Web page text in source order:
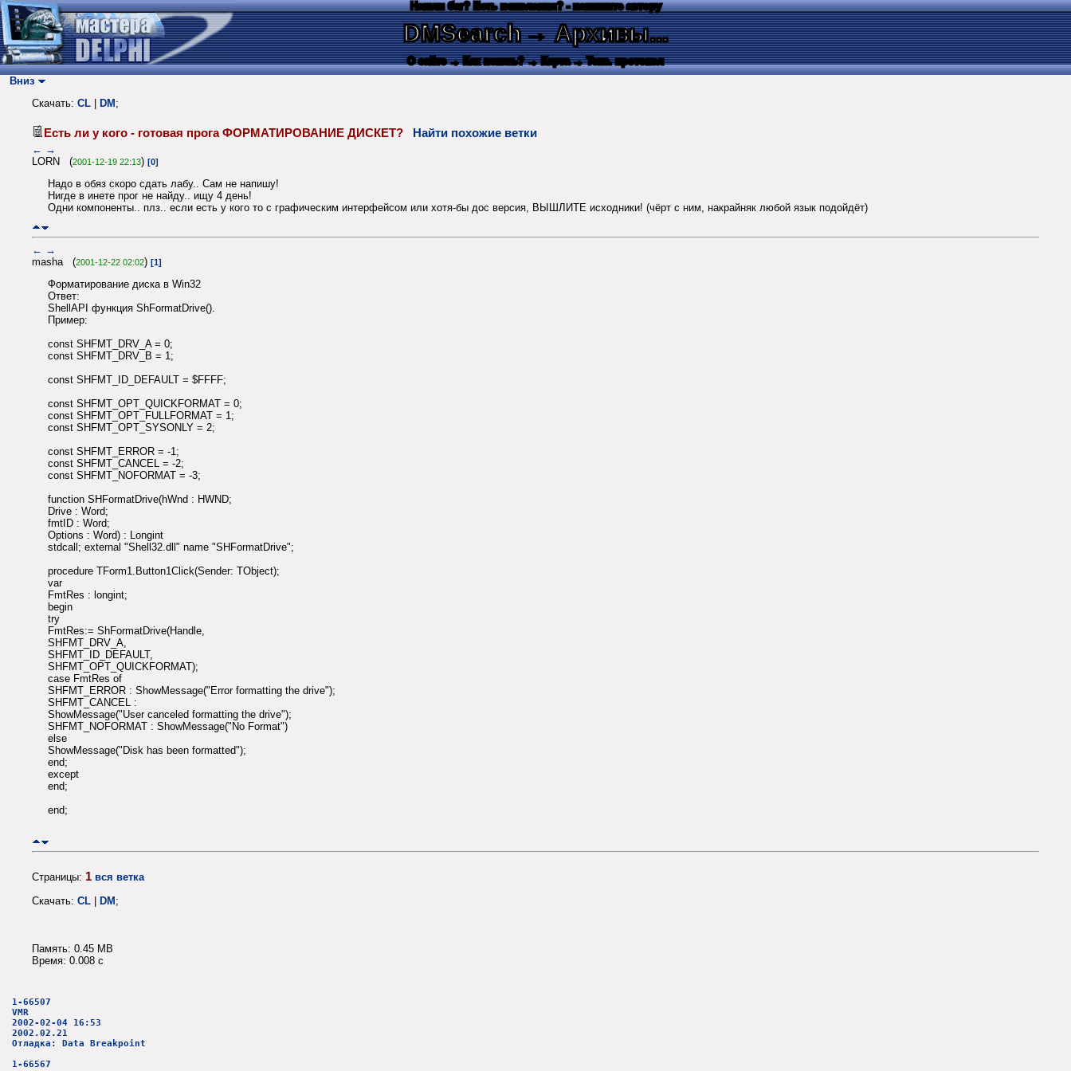
Нашли баг? Есть пожелания? - напишите автору
DMSearch→ Архивы...
О сайте → Как искать? → Карта → Текс. протокол
Вниз
Скачать: CL DM ;
Есть ли у кого - готовая прога ФОРМАТИРОВАНИЕ ДИСКЕТ? Найти похожие ветки
← →
LORN (2001-12-19 22:13) [0]
Надо в обяз скоро сдать лабу.. Сам не напишу!
Нигде в инете прог не найду.. ищу 4 день!
Одни компоненты.. плз.. если есть у кого то с графическим интерфейсом или хотя-бы дос версия, ВЫШЛИТЕ исходники! (чёрт с ним, накрайняк любой язык подойдёт)
← →
masha (2001-12-22 02:02) [1]
Форматирование диска в Win32
Ответ:
ShellAPI функция ShFormatDrive().
Пример:
const SHFMT_DRV_A = 0;
const SHFMT_DRV_B = 1;
const SHFMT_ID_DEFAULT = $FFFF;
const SHFMT_OPT_QUICKFORMAT = 0;
const SHFMT_OPT_FULLFORMAT = 1;
const SHFMT_OPT_SYSONLY = 2;
const SHFMT_ERROR = -1;
const SHFMT_CANCEL = -2;
const SHFMT_NOFORMAT = -3;
function SHFormatDrive(hWnd : HWND;
Drive : Word;
fmtID : Word;
Options : Word) : Longint
stdcall; external "Shell32.dll" name "SHFormatDrive";
procedure TForm1.Button1Click(Sender: TObject);
var
FmtRes : longint;
begin
try
FmtRes:= ShFormatDrive(Handle,
SHFMT_DRV_A,
SHFMT_ID_DEFAULT,
SHFMT_OPT_QUICKFORMAT);
case FmtRes of
SHFMT_ERROR : ShowMessage("Error formatting the drive");
SHFMT_CANCEL :
ShowMessage("User canceled formatting the drive");
SHFMT_NOFORMAT : ShowMessage("No Format")
else
ShowMessage("Disk has been formatted");
end;
except
end;
end;
Страницы: 1 вся ветка
Скачать: CL DM ;
Память: 0.45 MB
Время: 0.008 c
1-66507
VMR
2002-02-04 16:53
2002.02.21
Отладка: Data Breakpoint
1-66567